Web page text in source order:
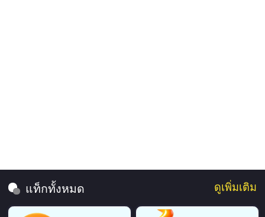
แท็กทั้งหมด ดูเพิ่มเติม